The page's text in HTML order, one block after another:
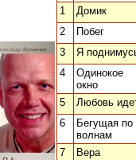
1
Домик
2
Побег
3
Я
4
Одинокое
окно
5
Любовь
6
Бегущая по
волнам
7
Вера